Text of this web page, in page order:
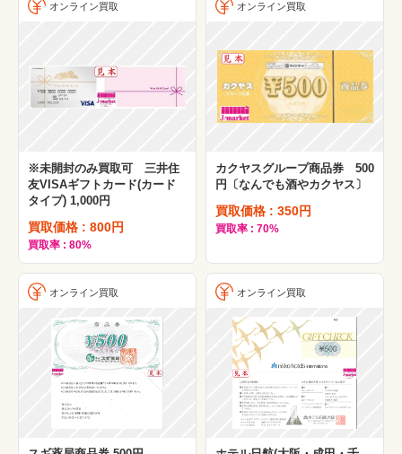
オンライン買取
※未開封のみ買取可 三井住
友VISAギフトカード(カード
タイプ) 1,000円
買取価格 : 800円
買取率 : 80%
オンライン買取
カクヤスグループ商品券 500
円〔なんでも酒やカクヤス〕
買取価格 : 350円
買取率 : 70%
オンライン買取 オンライン買取